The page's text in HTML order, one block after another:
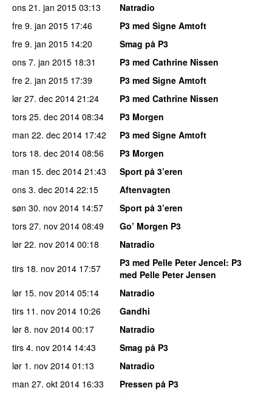
ons 21. jan 2015 03:13
Natradio
fre 9. jan 2015 17:46
P3 med Signe Amtoft
fre 9. jan 2015 14:20
Smag på P3
ons 7. jan 2015 18:31
P3 med Cathrine Nissen
fre 2. jan 2015 17:39
P3 med Signe Amtoft
lør 27. dec 2014 21:24
P3 med Cathrine Nissen
tors 25. dec 2014 08:34
P3 Morgen
man 22. dec 2014 17:42
P3 med Signe Amtoft
tors 18. dec 2014 08:56
P3 Morgen
man 15. dec 2014 21:43
Sport på 3’eren
ons 3. dec 2014 22:15
Aftenvagten
søn 30. nov 2014 14:57
Sport på 3’eren
tors 27. nov 2014 08:49
Go’ Morgen P3
lør 22. nov 2014 00:18
Natradio
tirs 18. nov 2014 17:57 P3 med Pelle Peter Jencel: P3
med Pelle Peter Jensen
lør 15. nov 2014 05:14
Natradio
tirs 11. nov 2014 10:26
Gandhi
lør 8. nov 2014 00:17
Natradio
tirs 4. nov 2014 14:43
Smag på P3
lør 1. nov 2014 01:13
Natradio
man 27. okt 2014 16:33
Pressen på P3